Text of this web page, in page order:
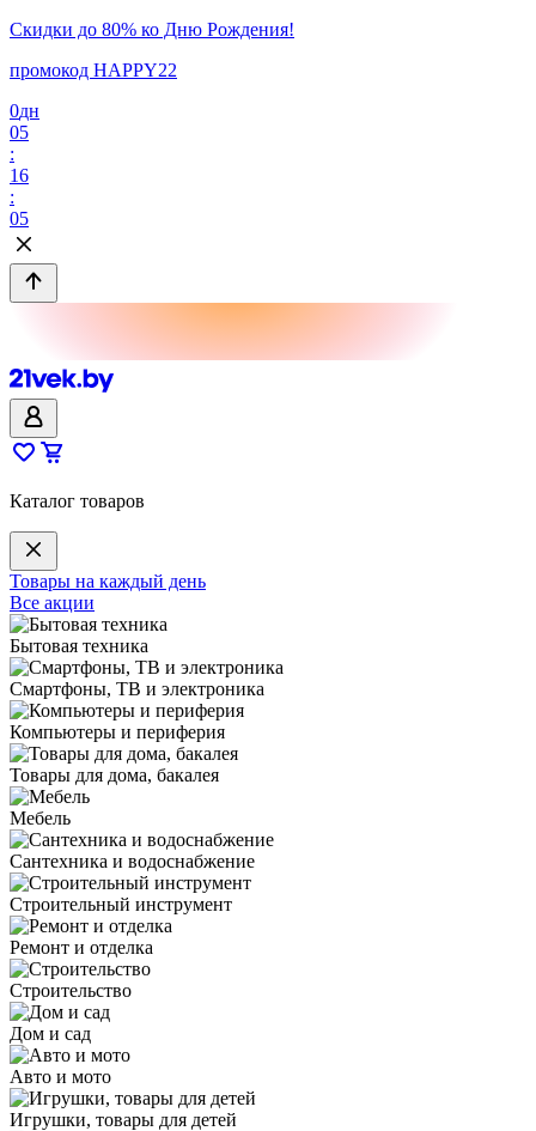
Скидки до 80% ко Дню Рождения!
промокод HAPPY22
0дн
05
:
16
:
05
Каталог товаров
Товары на каждый день
Все акции
Бытовая техника
Смартфоны, ТВ и электроника
Компьютеры и периферия
Товары для дома, бакалея
Мебель
Сантехника и водоснабжение
Строительный инструмент
Ремонт и отделка
Строительство
Дом и сад
Авто и мото
Игрушки, товары для детей